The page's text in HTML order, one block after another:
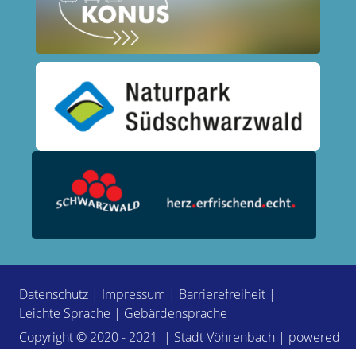
Datenschutz | Impressum | Barrierefreiheit |
Leichte Sprache | Gebärdensprache
Copyright © 2020 - 2021 | Stadt Vöhrenbach | powered